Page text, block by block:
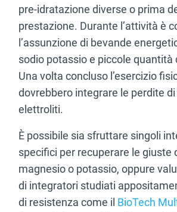
pre-idratazione diverse o prima
prestazione. Durante l’attività è
l’assunzione di bevande
sodio potassio e piccole quantità
Una volta concluso l’esercizio
dovrebbero integrare le perdite di
elettroliti.
È possibile sia sfruttare singoli
specifici per recuperare le giuste
magnesio o potassio, oppure
di integratori studiati
di resistenza come il BioTech